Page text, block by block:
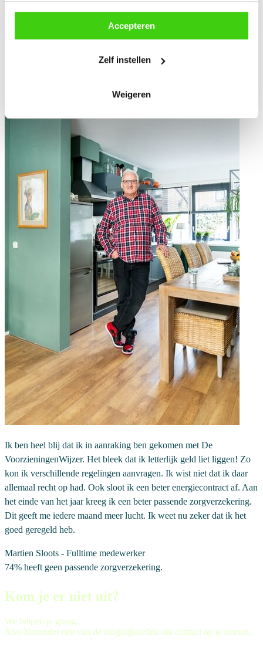
Accepteren
Zelf instellen
Weigeren
Ik wist niet dat ik daar recht op had
Ik ben heel blij dat ik in aanraking ben gekomen met De
VoorzieningenWijzer. Het bleek dat ik letterlijk geld liet liggen! Zo
kon ik verschillende regelingen aanvragen. Ik wist niet dat ik daar
allemaal recht op had. Ook sloot ik een beter energiecontract af. Aan
het einde van het jaar kreeg ik een beter passende zorgverzekering.
Dit geeft me iedere maand meer lucht. Ik weet nu zeker dat ik het
goed geregeld heb.
Martien Sloots - Fulltime medewerker
74% heeft geen passende zorgverzekering.
Kom je er niet uit?
We helpen je graag.
Kies hieronder een van de mogelijkheden om contact op te nemen.